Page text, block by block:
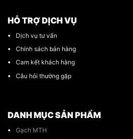
HỖ TRỢ DỊCH VỤ
Dịch vụ tư vấn
Chính sách bán hàng
Cam kết khách hàng
Câu hỏi thường gặp
DANH MỤC SẢN PHẨM
Gạch MTH